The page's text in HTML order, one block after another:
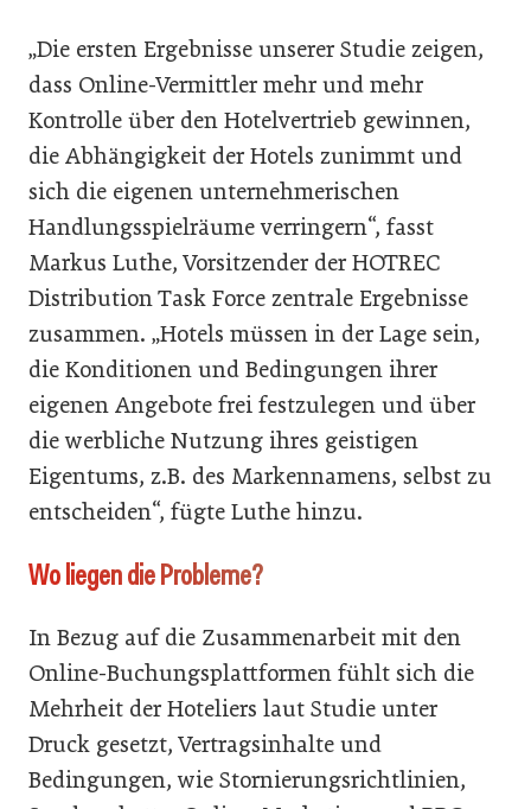
„Die ersten Ergebnisse unserer Studie zeigen,
dass Online-Vermittler mehr und mehr
Kontrolle über den Hotelvertrieb gewinnen,
die Abhängigkeit der Hotels zunimmt und
sich die eigenen unternehmerischen
Handlungsspielräume verringern“, fasst
Markus Luthe, Vorsitzender der HOTREC
Distribution Task Force zentrale Ergebnisse
zusammen. „Hotels müssen in der Lage sein,
die Konditionen und Bedingungen ihrer
eigenen Angebote frei festzulegen und über
die werbliche Nutzung ihres geistigen
Eigentums, z.B. des Markennamens, selbst zu
entscheiden“, fügte Luthe hinzu.
Wo liegen die Probleme?
In Bezug auf die Zusammenarbeit mit den
Online-Buchungsplattformen fühlt sich die
Mehrheit der Hoteliers laut Studie unter
Druck gesetzt, Vertragsinhalte und
Bedingungen, wie Stornierungsrichtlinien,